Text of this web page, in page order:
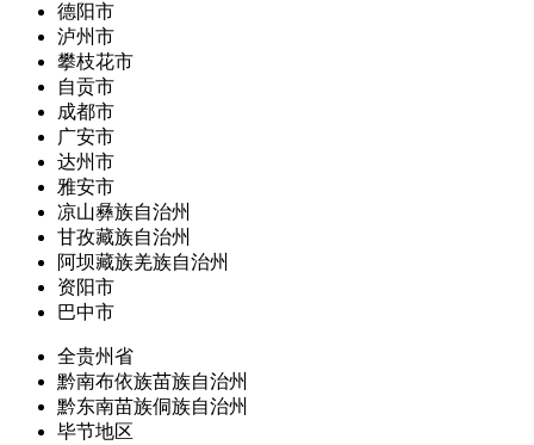
德阳市
泸州市
攀枝花市
自贡市
成都市
广安市
达州市
雅安市
凉山彝族自治州
甘孜藏族自治州
阿坝藏族羌族自治州
资阳市
巴中市
全贵州省
黔南布依族苗族自治州
黔东南苗族侗族自治州
毕节地区